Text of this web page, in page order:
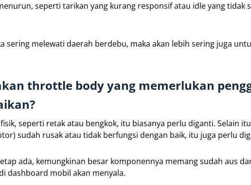
seperti tarikan yang kurang responsif atau idle yang tidak
sering melewati daerah berdebu, maka akan lebih sering juga
throttle body yang memerlukan
seperti retak atau bengkok, itu biasanya perlu diganti. Selain
sudah rusak atau tidak berfungsi dengan baik, itu juga perlu
ada, kemungkinan besar komponennya memang sudah aus
dashboard mobil akan menyala.